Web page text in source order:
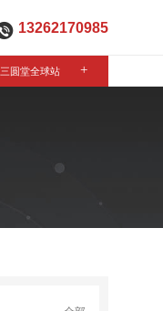
13262170985
三圆堂全球站 +